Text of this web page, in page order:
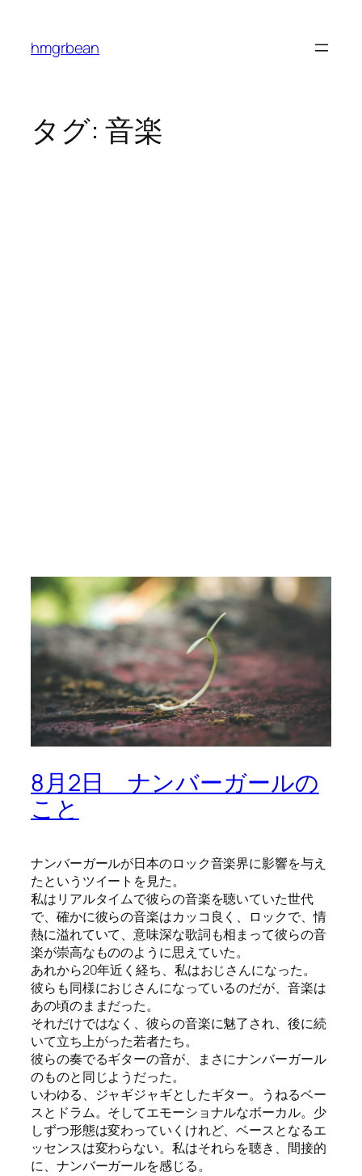
hmgrbean
タグ: 音楽
8月2日 ナンバーガールの
こと
ナンバーガールが日本のロック音楽界に影響を与え
たというツイートを見た。
私はリアルタイムで彼らの音楽を聴いていた世代
で、確かに彼らの音楽はカッコ良く、ロックで、情
熱に溢れていて、意味深な歌詞も相まって彼らの音
楽が崇高なもののように思えていた。
あれから20年近く経ち、私はおじさんになった。
彼らも同様におじさんになっているのだが、音楽は
あの頃のままだった。
それだけではなく、彼らの音楽に魅了され、後に続
いて立ち上がった若者たち。
彼らの奏でるギターの音が、まさにナンバーガール
のものと同じようだった。
いわゆる、ジャギジャギとしたギター。うねるベー
スとドラム。そしてエモーショナルなボーカル。少
しずつ形態は変わっていくけれど、ベースとなるエ
ッセンスは変わらない。私はそれらを聴き、間接的
に、ナンバーガールを感じる。